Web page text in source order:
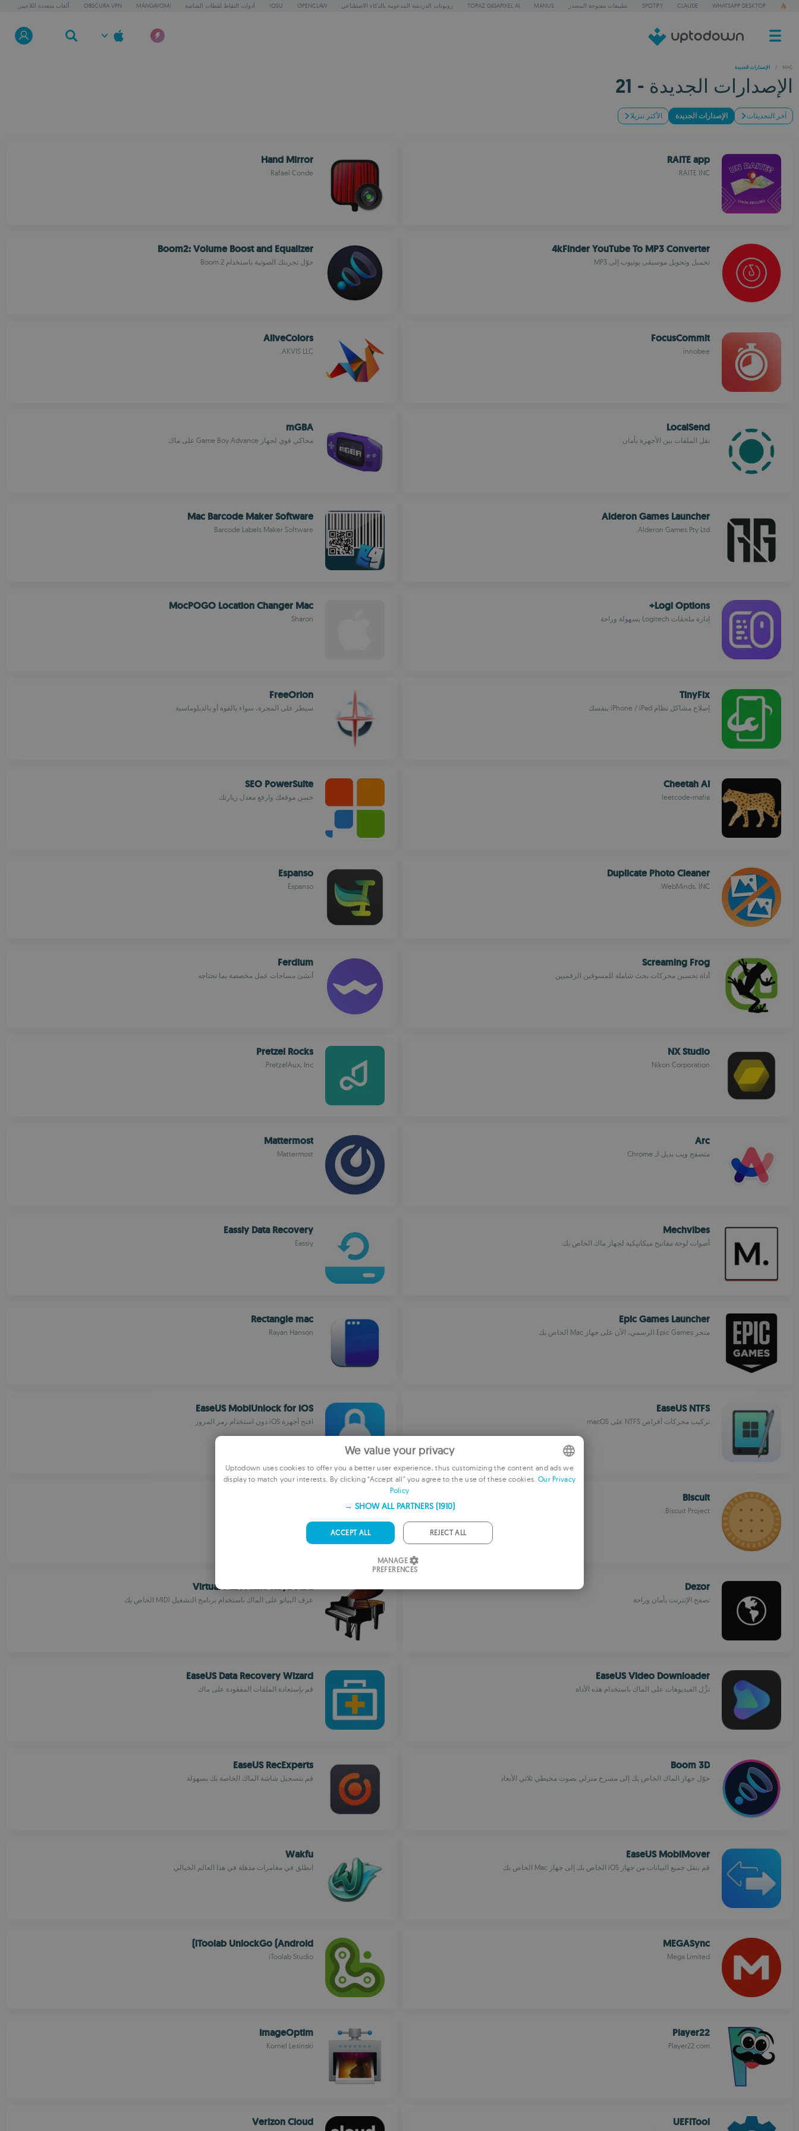
WHATSAPP DESKTOP
CLAUDE
SPOTIFY تطبيقات مفتوحة المصدر MANUS
TOPAZ GIGAPIXEL AI روبوتات الدردشة المدعومة بالذكاء الاصطناعي OPENCLAW
OSU! أدوات التقاط لقطات الشاشة MANGAYOMI
OBSCURA VPN ألعاب متعددة اللاعبين
MAC
/ الإصدارات الجديدة
الإصدارات الجديدة - 21
آخر التحديثات الإصدارات الجديدة الأكثر تنزيلا
RAITE app
RAITE INC
Hand Mirror
Rafael Conde
4kFinder YouTube To MP3 Converter
تحميل وتحويل موسيقى يوتيوب إلى MP3
Boom2: Volume Boost and Equalizer
حوّل تجربتك الصوتية باستخدام Boom 2
FocusCommit
innobee
AliveColors
AKVIS LLC.
LocalSend
نقل الملفات بين الأجهزة بأمان
mGBA
محاكي قوي لجهاز Game Boy Advance على ماك
Alderon Games Launcher
Alderon Games Pty Ltd.
Mac Barcode Maker Software
Barcode Labels Maker Software
Logi Options+
إدارة ملحقات Logitech بسهولة وراحة
MocPOGO Location Changer Mac
Sharon
TinyFix
إصلاح مشاكل نظام iPhone / iPad بنفسك
FreeOrion
سيطر على المجرة، سواء بالقوة أو بالدبلوماسية
Cheetah AI
leetcode-mafia
SEO PowerSuite
حسن موقعك وارفع معدل زيارتك
Duplicate Photo Cleaner
WebMinds, INC.
Espanso
Espanso
Screaming Frog
أداة تحسين محركات بحث شاملة للمسوقين الرقميين
Ferdium
أنشئ مساحات عمل مخصصة بما تحتاجه
NX Studio
Nikon Corporation
Pretzel Rocks
PretzelAux, Inc.
Arc
متصفح ويب بديل لـ Chrome
Mattermost
Mattermost
Mechvibes
أصوات لوحة مفاتيح ميكانيكية لجهاز ماك الخاص بك
Eassiy Data Recovery
Eassiy
Epic Games Launcher
متجر Epic Games الرسمي، الآن على جهاز Mac الخاص بك
Rectangle mac
Rayan Hanson
EaseUS NTFS
تركيب محركات أقراص NTFS على macOS
EaseUS MobiUnlock for iOS
افتح أجهزة iOS دون استخدام رمز المرور
Biscuit
Biscuit Project.
Dezor
تصفح الإنترنت بأمان وراحة
Virtual MIDI Piano Keyboard
عزف البيانو على الماك باستخدام برنامج التشغيل MIDI الخاص بك
EaseUS Video Downloader
نزِّل الفيديوهات على الماك باستخدام هذه الأداة
EaseUS Data Recovery Wizard
قم بإستعادة الملفات المفقودة على ماك
Boom 3D
حوّل جهاز الماك الخاص بك إلى مسرح منزلي بصوت محيطي ثلاثي الأبعاد
EaseUS RecExperts
قم بتسجيل شاشة الماك الخاصة بك بسهولة
EaseUS MobiMover
قم بنقل جميع البيانات من جهاز iOS الخاص بك إلى جهاز Mac الخاص بك
Wakfu
انطلق في مغامرات مذهلة في هذا العالم الخيالي
MEGASync
Mega Limited
iToolab UnlockGo (Android)
iToolab Studio
Player22
Player22.com
ImageOptim
Kornel Lesinski
UEFITool
Verizon Cloud
ENGLISH
We value your privacy
Uptodown uses cookies to offer you a better user experience, thus customizing the content and ads we
display to match your interests. By clicking “Accept all” you agree to the use of these cookies. Our Privacy
Policy
SHOW ALL PARTNERS (1910) →
ACCEPT ALL REJECT ALL
MANAGE
PREFERENCES